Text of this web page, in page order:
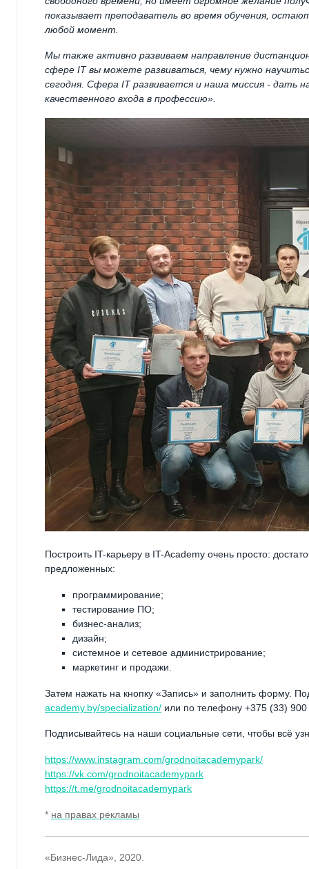
показывает преподаватель во время обучения,
любой момент.
Мы также активно развиваем направление
сфере ITвы можете развиваться, чему нужно
сегодня. Сфера ITразвивается и наша миссия - дать
качественного входа в профессию».
Построить IT-карьеру в IT-Academy очень просто:
предложенных:
программирование;
тестирование ПО;
бизнес-анализ;
дизайн;
системное и сетевое администрирование;
маркетинг и продажи.
Затем нажать на кнопку «Запись» и заполнить форму.
academy.by/specialization/ или по телефону +375 (33)
Подписывайтесь на наши социальные сети, чтобы всё
https://www.instagram.com/grodnoitacademypark/
https://vk.com/grodnoitacademypark
https://t.me/grodnoitacademypark
* на правах рекламы
«Бизнес-Лида», 2020.